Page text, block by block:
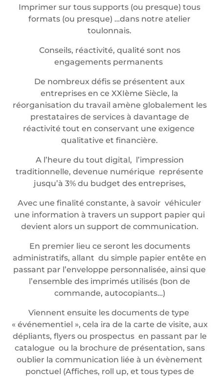
Imprimer sur tous supports (ou presque) tous
formats (ou presque) …dans notre atelier
toulonnais.
Conseils, réactivité, qualité sont nos
engagements permanents
De nombreux défis se présentent aux
entreprises en ce XXIème Siècle, la
réorganisation du travail amène globalement les
prestataires de services à davantage de
réactivité tout en conservant une exigence
qualitative et financière.
A l’heure du tout digital, l’impression
traditionnelle, devenue numérique représente
jusqu’à 3% du budget des entreprises,
Avec une finalité constante, à savoir véhiculer
une information à travers un support papier qui
devient alors un support de communication.
En premier lieu ce seront les documents
administratifs, allant du simple papier entête en
passant par l’enveloppe personnalisée, ainsi que
l’ensemble des imprimés utilisés (bon de
commande, autocopiants…)
Viennent ensuite les documents de type
« événementiel », cela ira de la carte de visite, aux
dépliants, flyers ou prospectus en passant par le
catalogue ou la brochure de présentation, sans
oublier la communication liée à un évènement
ponctuel (Affiches, roll up, et tous types de